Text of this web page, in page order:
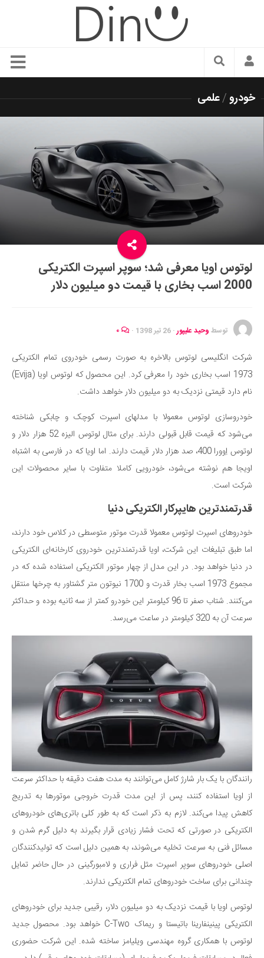
سبک زندگی
دکوراسیون و چیدمان
غذا
رستوران گردی
آشپزی
سفر و گردشگری
ایران گردی
جهان گردی
موفقیت و مهارت‌های فردی
تغذیه سالم
بهداشت
کودک و مادر
ورزش و تندرستی
روانشناسی
مراکز پزشکی و دارویی
فرهنگ و هنر
سینما و تئاتر
تلویزیون
موسیقی
چهره‌ها
عکاسی و هنرهای تجسمی
کتاب و کتاب‌خوانی
فناوری‌ها
نجوم و هوا فضا
زمین و محیط زیست
خودرو
سرگرمی
دانستنی‌ها
بازی
طنز
فال
مسابقه
اخبار
خودرو/علمی
لوتوس اویا معرفی شد؛ سوپر اسپرت الکتریکی
2000 اسب بخاری با قیمت دو میلیون دلار
توسط وحید علیپور· 26 تیر 1398 ·
شرکت انگلیسی لوتوس بالاخره به صورت رسمی خودروی تمام الکتریکی
1973 اسب بخاری خود را معرفی کرد. این محصول که لوتوس اویا (Evija)
نام دارد قیمتی نزدیک به دو میلیون دلار خواهد داشت.
خودروسازی لوتوس معمولا با مدلهای اسپرت کوچک و چابکی شناخته
می‌شود که قیمت قابل قبولی دارند. برای مثال لوتوس الیزه 52 هزار دلار و
لوتوس اِوورا 400، صد هزار دلار قیمت دارند. اما اویا که در فارسی به اشتباه
اویجا هم نوشته می‌شود، خودرویی کاملا متفاوت با سایر محصولات این
شرکت است.
قدرتمندترین هایپرکار الکتریکی دنیا
خودروهای اسپرت لوتوس معمولا قدرت موتور متوسطی در کلاس خود دارند،
اما طبق تبلیغات این شرکت، اویا قدرتمندترین خودروی کارخانه‌ای الکتریکی
در دنیا خواهد بود. در این مدل از چهار موتور الکتریکی استفاده شده که در
مجموع 1973 اسب بخار قدرت و 1700 نیوتون متر گشتاور به چرخها منتقل
می‌کنند. شتاب صفر تا 96 کیلومتر این خودرو کمتر از سه ثانیه بوده و حداکثر
سرعت آن به 320 کیلومتر در ساعت می‌رسد.
رانندگان با یک بار شارژ کامل می‌توانند به مدت هفت دقیقه با حداکثر سرعت
از اویا استفاده کنند، پس از این مدت قدرت خروجی موتورها به تدریج
کاهش پیدا می‌کند. لازم به ذکر است که به طور کلی باتری‌های خودروهای
الکتریکی در صورتی که تحت فشار زیادی قرار بگیرند به دلیل گرم شدن و
مسائل فنی به سرعت تخلیه می‌شوند، به همین دلیل است که تولیدکنندگان
اصلی خودروهای سوپر اسپرت مثل فراری و لامبورگینی در حال حاضر تمایل
چندانی برای ساخت خودروهای تمام الکتریکی ندارند.
لوتوس اویا با قیمت نزدیک به دو میلیون دلار، رقیبی جدید برای خودروهای
الکتریکی پینینفارینا باتیستا و ریماک C-Two خواهد بود. محصول جدید
لوتوس با همکاری گروه مهندسی ویلیامز ساخته شده. این شرکت حضوری